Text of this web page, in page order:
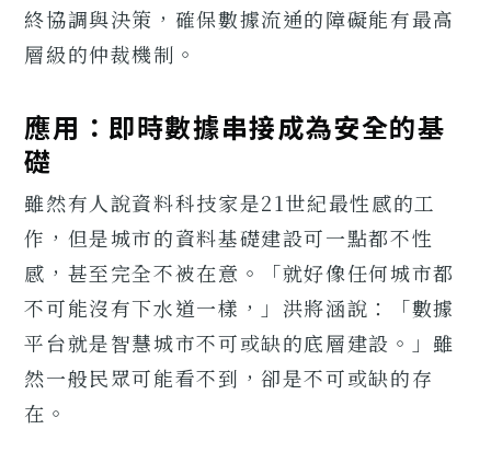
終協調與決策，確保數據流通的障礙能有最高
層級的仲裁機制。
應用：即時數據串接成為安全的基
礎
雖然有人說資料科技家是21世紀最性感的工
作，但是城市的資料基礎建設可一點都不性
感，甚至完全不被在意。「就好像任何城市都
不可能沒有下水道一樣，」洪將涵說：「數據
平台就是智慧城市不可或缺的底層建設。」雖
然一般民眾可能看不到，卻是不可或缺的存
在。